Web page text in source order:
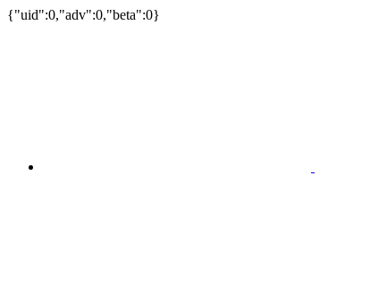
{"uid":0,"adv":0,"beta":0}